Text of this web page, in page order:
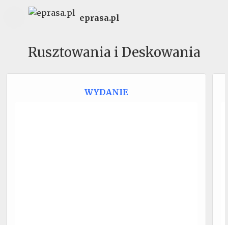
eprasa.pl
Rusztowania i Deskowania
WYDANIE